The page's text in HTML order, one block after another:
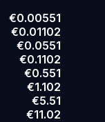
€0.00551
€0.01102
€0.0551
€0.1102
€0.551
€1.102
€5.51
€11.02